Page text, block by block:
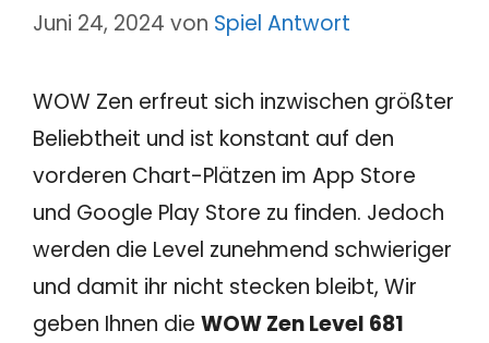
Juni 24, 2024 von Spiel Antwort
WOW Zen erfreut sich inzwischen größter
Beliebtheit und ist konstant auf den
vorderen Chart-Plätzen im App Store
und Google Play Store zu finden. Jedoch
werden die Level zunehmend schwieriger
und damit ihr nicht stecken bleibt, Wir
geben Ihnen die WOW Zen Level 681